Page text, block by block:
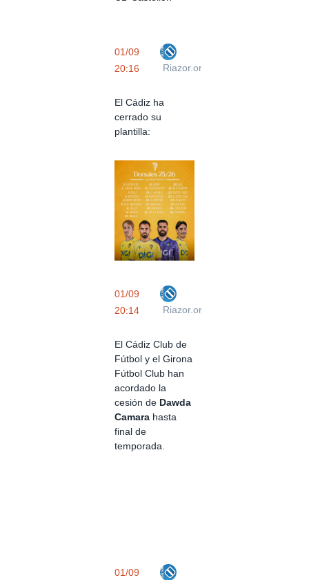
01/09
20:16
Riazor.org
El Cádiz ha
cerrado su
plantilla:
01/09
20:14
Riazor.org
El Cádiz Club de
Fútbol y el Girona
Fútbol Club han
acordado la
cesión de Dawda
Camara hasta
final de
temporada.
01/09